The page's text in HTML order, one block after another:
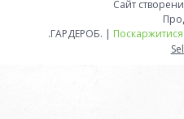
Сайт
.ГАРДЕРОБ. |